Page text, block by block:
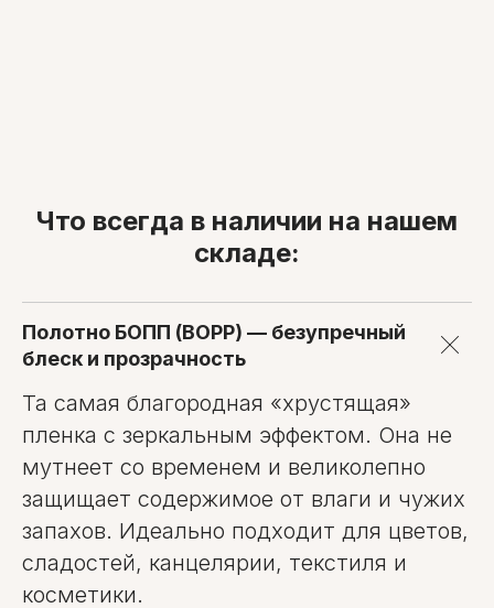
Что всегда в наличии на нашем
складе:
Полотно БОПП (BOPP) — безупречный
блеск и прозрачность
Та самая благородная «хрустящая»
пленка с зеркальным эффектом. Она не
мутнеет со временем и великолепно
защищает содержимое от влаги и чужих
запахов. Идеально подходит для цветов,
сладостей, канцелярии, текстиля и
косметики.